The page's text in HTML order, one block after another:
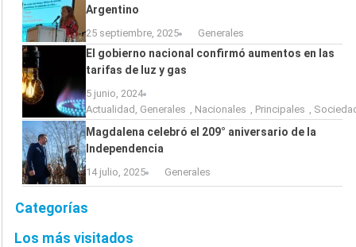
Argentino
25 septiembre, 2025 Generales
El gobierno nacional confirmó aumentos en las
tarifas de luz y gas
5 junio, 2024
Actualidad , Generales , Nacionales , Principales ,
Magdalena celebró el 209° aniversario de la
Independencia
14 julio, 2025 Generales
Categorías
Los más visitados